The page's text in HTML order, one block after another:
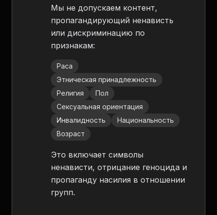
Мы не допускаем контент,
пропагандирующий ненависть
или дискриминацию по
признакам:
Раса
Этническая принадлежность
Религия
Пол
Сексуальная ориентация
Инвалидность
Национальность
Возраст
Это включает символы
ненависти, отрицание геноцида и
пропаганду насилия в отношении
групп.